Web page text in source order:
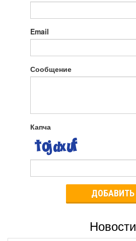
Email
Сообщение
Капча
ДОБАВИТЬ
Новости